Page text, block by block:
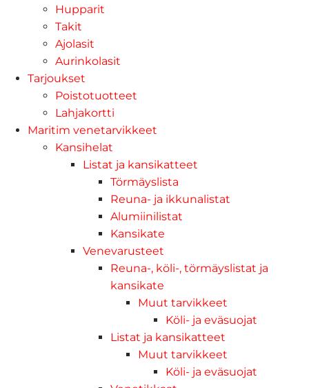
Hupparit
Takit
Ajolasit
Aurinkolasit
Tarjoukset
Poistotuotteet
Lahjakortti
Maritim venetarvikkeet
Kansihelat
Listat ja kansikatteet
Törmäyslista
Reuna- ja ikkunalistat
Alumiinilistat
Kansikate
Venevarusteet
Reuna-, köli-, törmäyslistat ja
kansikate
Muut tarvikkeet
Köli- ja eväsuojat
Listat ja kansikatteet
Muut tarvikkeet
Köli- ja eväsuojat